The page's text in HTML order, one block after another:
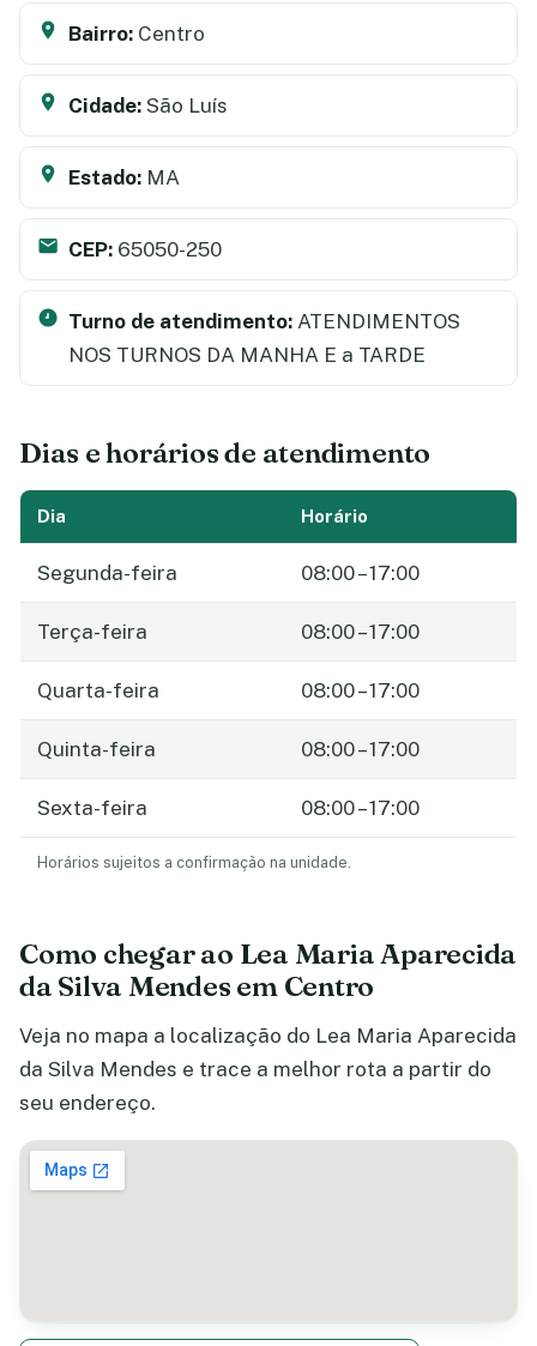
Bairro: Centro
Cidade: São Luís
Estado: MA
CEP: 65050-250
Turno de atendimento: ATENDIMENTOS
NOS TURNOS DA MANHA E a TARDE
Dias e horários de atendimento
Dia Horário
Segunda-feira 08:00 – 17:00
Terça-feira 08:00 – 17:00
Quarta-feira 08:00 – 17:00
Quinta-feira 08:00 – 17:00
Sexta-feira 08:00 – 17:00
Horários sujeitos a confirmação na unidade.
Como chegar ao Lea Maria Aparecida
da Silva Mendes em Centro
Veja no mapa a localização do Lea Maria Aparecida
da Silva Mendes e trace a melhor rota a partir do
seu endereço.